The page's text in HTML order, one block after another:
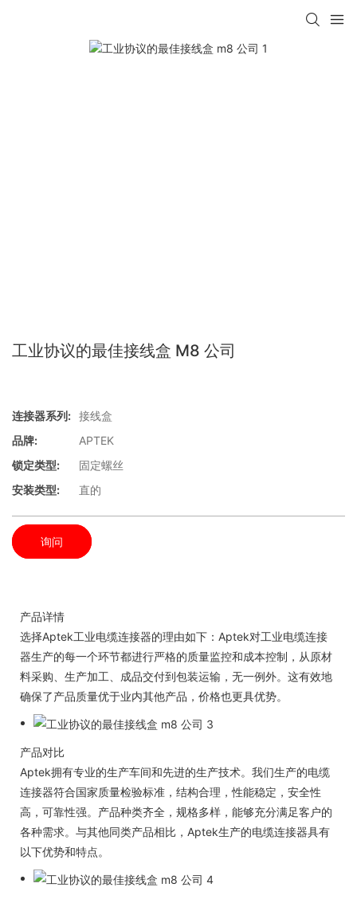
工业协议的最佳接线盒 M8 公司
连接器系列: 接线盒
品牌:
APTEK
锁定类型:
固定螺丝
安装类型:
直的
询问
产品详情
选择Aptek工业电缆连接器的理由如下：Aptek对工业电缆连接
器生产的每一个环节都进行严格的质量监控和成本控制，从原材
料采购、生产加工、成品交付到包装运输，无一例外。这有效地
确保了产品质量优于业内其他产品，价格也更具优势。
产品对比
Aptek拥有专业的生产车间和先进的生产技术。我们生产的电缆
连接器符合国家质量检验标准，结构合理，性能稳定，安全性
高，可靠性强。产品种类齐全，规格多样，能够充分满足客户的
各种需求。与其他同类产品相比，Aptek生产的电缆连接器具有
以下优势和特点。